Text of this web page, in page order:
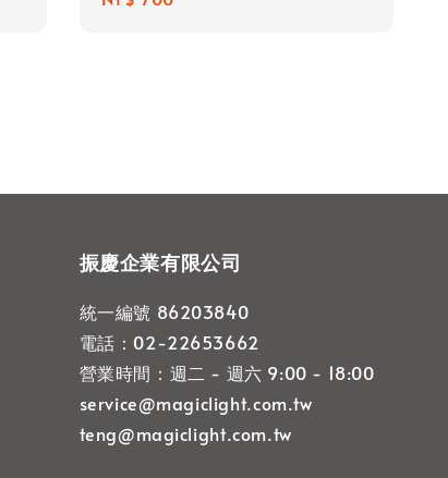
振慶企業有限公司
統一編號 86203840
電話：02-22653662
營業時間：週二 - 週六 9:00 - 18:00
service@magiclight.com.tw
teng@magiclight.com.tw